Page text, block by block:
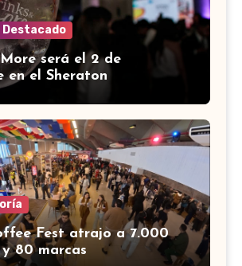
Destacado
será el 2 de
en el Sheraton
Fest atrajo a 7.000
y 80 marcas